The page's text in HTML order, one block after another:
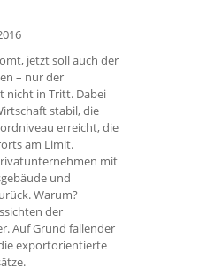
jetzt soll auch der
– nur der
nicht in Tritt. Dabei
stabil, die
erreicht, die
am Limit.
mit
und
Warum?
der
Auf Grund fallender
exportorientierte